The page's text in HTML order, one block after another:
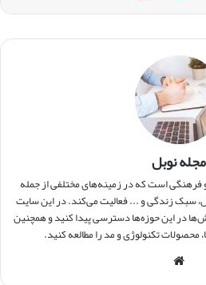
مجله نوبل
است که در زمینه‌های مختلفی از جمله
سبک زندگی و ... فعالیت می‌کند. در این سایت
در این حوزه‌ها دسترسی پیدا کنید و همچنین
محصولات تکنولوژی و مد را مطالعه کنید.